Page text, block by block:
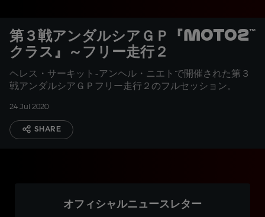
第３戦アンダルシアＧＰ『Moto2™
クラス』～フリー走行２
ヘレス・サーキット-アンヘル・ニエトで開催された第３
戦アンダルシアＧＰフリー走行２のフルセッション。
24 Jul 2020
SHARE
オフィシャルニュースレター